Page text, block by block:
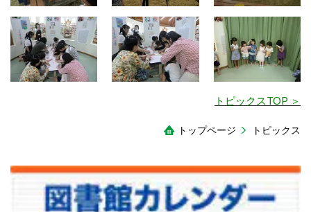
トピックスTOP ＞
トップページ トピックス